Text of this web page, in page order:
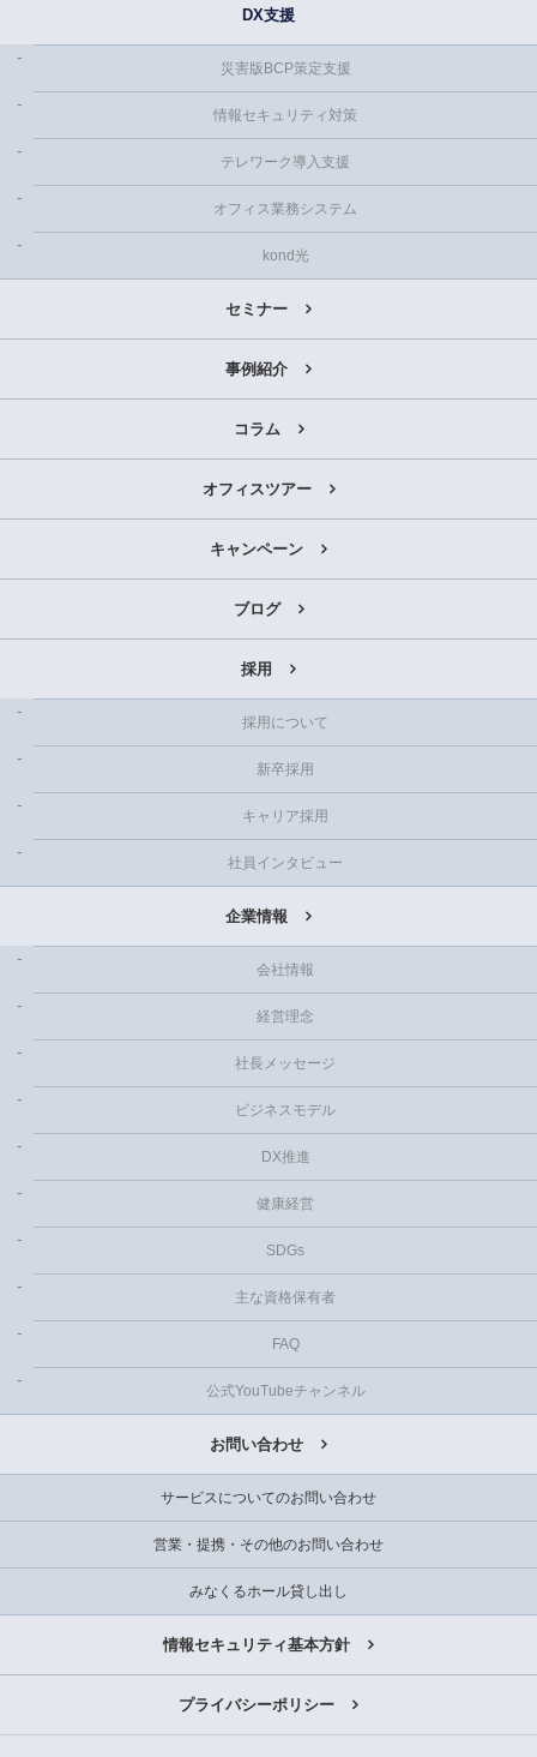
DX支援
災害版BCP策定支援
情報セキュリティ対策
テレワーク導入支援
オフィス業務システム
kond光
セミナー
事例紹介
コラム
オフィスツアー
キャンペーン
ブログ
採用
採用について
新卒採用
キャリア採用
社員インタビュー
企業情報
会社情報
経営理念
社長メッセージ
ビジネスモデル
DX推進
健康経営
SDGs
主な資格保有者
FAQ
公式YouTubeチャンネル
お問い合わせ
サービスについてのお問い合わせ
営業・提携・その他のお問い合わせ
みなくるホール貸し出し
情報セキュリティ基本方針
プライバシーポリシー